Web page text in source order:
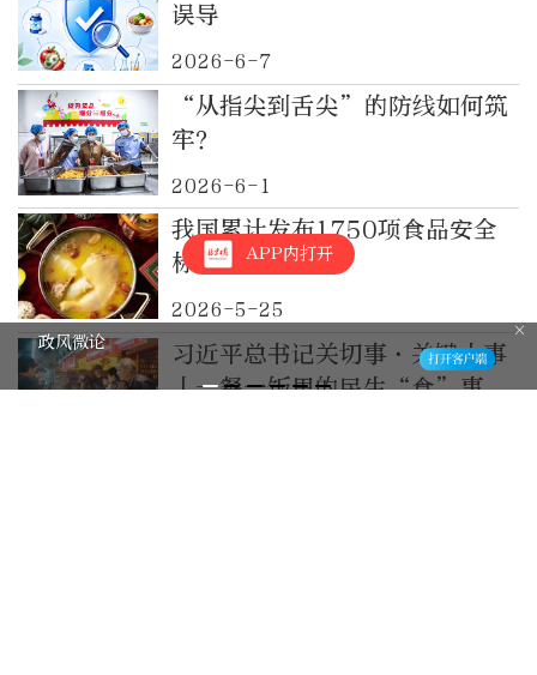
误导
2026-6-7
“从指尖到舌尖”的防线如何筑
牢？
2026-6-1
我国累计发布1750项食品安全
标准
2026-5-25
习近平总书记关切事·关键小事
丨一餐一饭里的民生“食”事
APP内打开
政风微论